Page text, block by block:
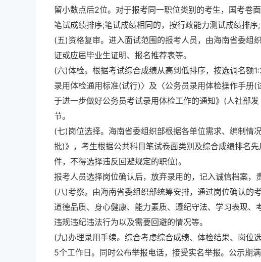
留小数点后2位。对于报考同一职位类别的考生，国考卷
笔试成绩排序;笔试成绩相同的，按行政能力测试成绩排
(五)资格复审。进入面试范围的报考人员，由海南省委组
证或应届毕业生证明、报名推荐表等。
(六)体检。根据考试综合成绩从高到低排序，按选调名额
录用体检通用标准(试行)〉及〈公务员录用体检操作手
于进一步做好公务员考试录用体检工作的通知》(人社部
节。
(七)岗位选择。海南省委组织部根据各单位需求、编制情
批)》，考生根据公共科目笔试卷面类别及综合成绩排名
件，不得选择违反回避规定的职位)。
报考人员选择岗位确认后，放弃录用的，记入诚信档案，
(八)考察。由海南省委组织部统筹安排，通过岗位确认的
道德品质、身心健康、能力素质、遵纪守法、学习表现
违规违纪违法行为以及需要回避的情况等。
(九)办理录用手续。综合考虑综合成绩、体检结果、岗位
5个工作日。同时公布举报电话，接受实名举报。公示期